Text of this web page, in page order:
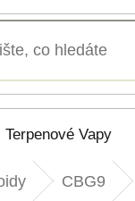
Terpenové Vapy
CBG9